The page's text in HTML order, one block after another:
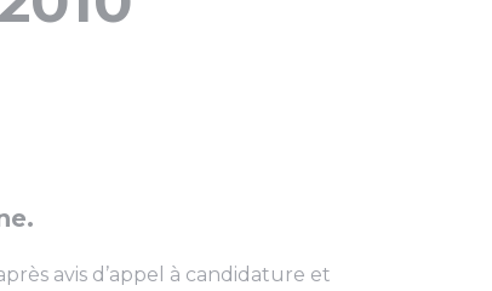
avis d’appel à candidature et